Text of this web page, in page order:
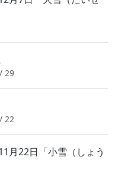
29
22
22日「小雪（しょう